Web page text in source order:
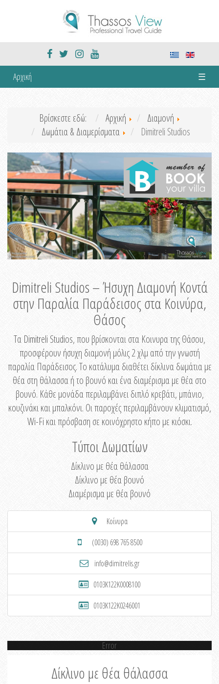
Αρχική ☰
Βρίσκεστε εδώ: Αρχική
Διαμονή
Δωμάτια & Διαμερίσματα
Dimitreli Studios
Dimitreli Studios – Ήσυχη Διαμονή Κοντά
στην Παραλία Παράδεισος στα Κοινύρα,
Θάσος
Τα Dimitreli Studios, που βρίσκονται στα Κοινυρα της Θάσου,
προσφέρουν ήσυχη διαμονή μόλις 2 χλμ από την γνωστή
παραλία Παράδεισος. Το κατάλυμα διαθέτει δίκλινα δωμάτια με
θέα στη θάλασσα ή το βουνό και ένα διαμέρισμα με θέα στο
βουνό. Κάθε μονάδα περιλαμβάνει διπλό κρεβάτι, μπάνιο,
κουζινάκι και μπαλκόνι. Οι παροχές περιλαμβάνουν κλιματισμό,
Wi-Fi και πρόσβαση σε κοινόχρηστο κήπο με κιόσκι.
Τύποι Δωματίων
Δίκλινο με θέα θάλασσα
Δίκλινο με θέα βουνό
Διαμέρισμα με θέα βουνό
Κοίνυρα
(0030) 698 765 8500
info@dimitrelis.gr
0103K122K0008100
0103K122K0246001
Error
Δίκλινο με θέα θάλασσα